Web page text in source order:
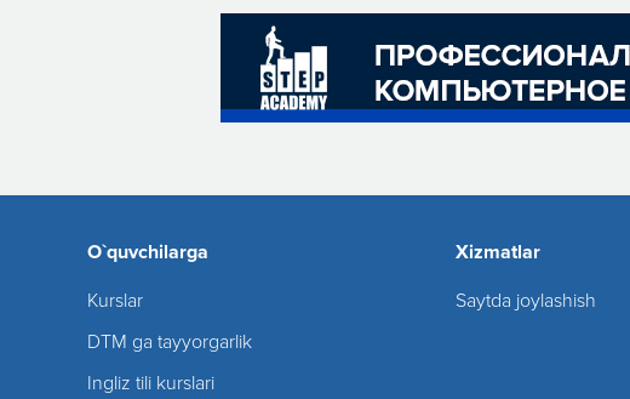
O`quvchilarga
Kurslar
DTM ga tayyorgarlik
Ingliz tili kurslari
Xizmatlar
Saytda joylashish